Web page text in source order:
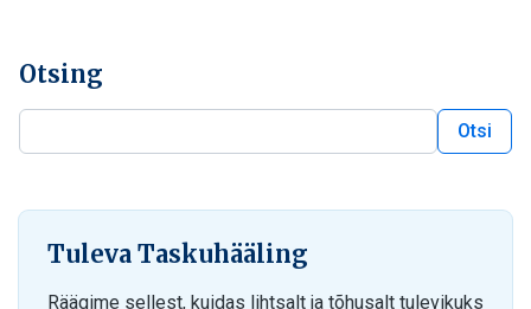
Otsing
Otsi
Tuleva Taskuhääling
Räägime sellest, kuidas lihtsalt ja tõhusalt tulevikuks